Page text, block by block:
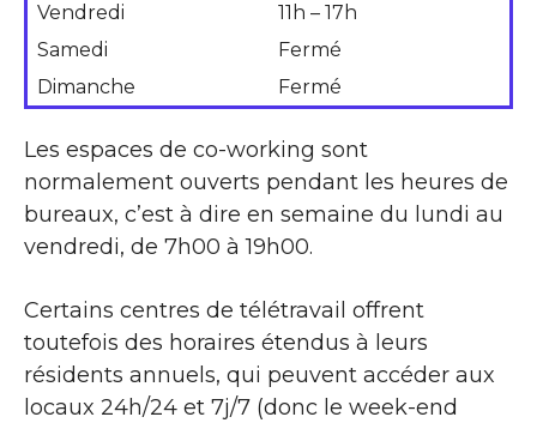
Vendredi
11h – 17h
Samedi
Fermé
Dimanche
Fermé
Les espaces de co-working sont
normalement ouverts pendant les heures de
bureaux, c’est à dire en semaine du lundi au
vendredi, de 7h00 à 19h00.
Certains centres de télétravail offrent
toutefois des horaires étendus à leurs
résidents annuels, qui peuvent accéder aux
locaux 24h/24 et 7j/7 (donc le week-end